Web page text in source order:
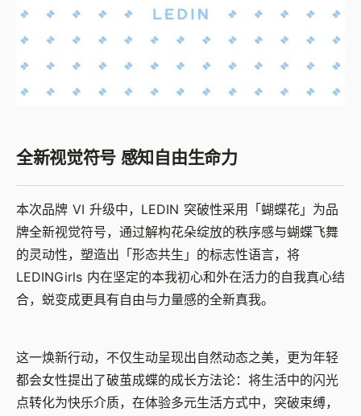
全新视觉符号 感知自由生命力
本次品牌 VI 升级中，LEDIN 突破性采用「蝴蝶花」为品
牌全新视觉符号，通过解构花朵绽放的秩序感与蝴蝶飞舞
的灵动性，塑造出「形态共生」的标志性语言，将
LEDINGirls 内在坚定的本我初心和外在活力的自我真心结
合，蜕变成更具有自由与力量感的全新真我。
这一焕新行动，不仅生动呈现出自然动态之美，更为年轻
都会女性提出了破茧成蝶的成长方法论：将生活中的闪光
点转化为快乐介质，在体验多元生活方式中，突破束缚，